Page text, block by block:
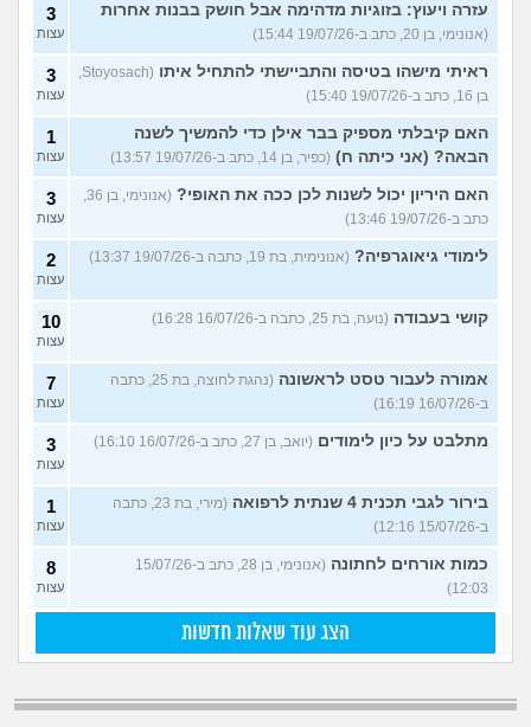
עזרה ויעוץ: בזוגיות מדהימה אבל חושק בבנות אחרות
(אנונימי, בן 20, כתב ב-19/07/26 15:44)
3
עצות
ראיתי מישהו בטיסה והתביישתי להתחיל איתו
(Stoyosach,
בן 16, כתב ב-19/07/26 15:40)
3
עצות
האם קיבלתי מספיק בבר אילן כדי להמשיך לשנה
הבאה? (אני כיתה ח) (כפיר, בן 14, כתב ב-19/07/26 13:57)
1
עצות
האם היריון יכול לשנות לכן ככה את האופי?
(אנונימי, בן 36,
כתב ב-19/07/26 13:46)
3
עצות
לימודי גיאוגרפיה? (אנונימית, בת 19, כתבה ב-19/07/26 13:37) 2
עצות
קושי בעבודה (נועה, בת 25, כתבה ב-16/07/26 16:28) 10
עצות
אמורה לעבור טסט לראשונה
(נהגת לחוצה, בת 25, כתבה
ב-16/07/26 16:19)
7
עצות
מתלבט על כיון לימודים (יואב, בן 27, כתב ב-16/07/26 16:10) 3
עצות
בירור לגבי תכנית 4 שנתית לרפואה
(מירי, בת 23, כתבה
ב-15/07/26 12:16)
1
עצות
כמות אורחים לחתונה
(אנונימי, בן 28, כתב ב-15/07/26
12:03)
8
עצות
הצג עוד שאלות חדשות